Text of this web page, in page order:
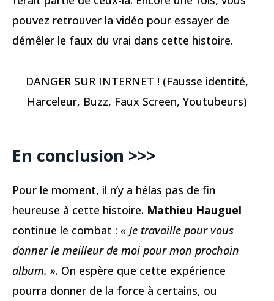
pouvez retrouver la vidéo pour essayer de
démêler le faux du vrai dans cette histoire.
DANGER SUR INTERNET ! (Fausse identité,
Harceleur, Buzz, Faux Screen, Youtubeurs)
En conclusion >>>
Pour le moment, il n’y a hélas pas de fin
heureuse à cette histoire. Mathieu Hauguel
continue le combat : « Je travaille pour vous
donner le meilleur de moi pour mon prochain
album. ». On espère que cette expérience
pourra donner de la force à certains, ou